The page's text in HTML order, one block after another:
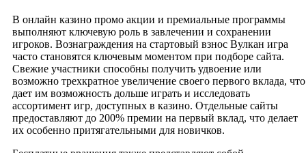
В онлайн казино промо акции и премиальные программы
выполняют ключевую роль в завлечении и сохранении
игроков. Вознаграждения на стартовый взнос Вулкан игра
часто становятся ключевым моментом при подборе сайта.
Свежие участники способны получить удвоение или
возможно трехкратное увеличение своего первого вклада, что
дает им возможность дольше играть и исследовать
ассортимент игр, доступных в казино. Отдельные сайты
предоставляют до 200% премии на первый вклад, что делает
их особенно притягательными для новичков.